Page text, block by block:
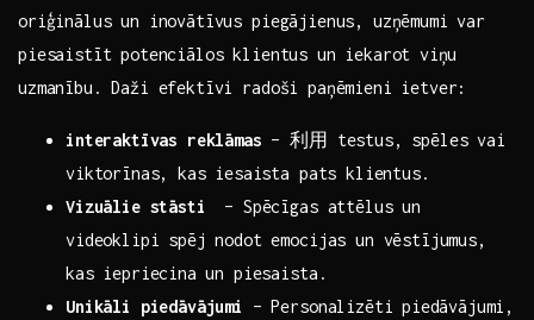
oriģinālus un ‌inovātīvus piegājienus,​ uzņēmumi⁢ var
piesaistīt potenciālos‌ klientus un‍ iekarot ⁤viņu⁢
uzmanību. Daži efektīvi radoši paņēmieni ietver:
interaktīvas‍ reklāmas – 利用 testus, spēles vai
viktorīnas, kas ⁢iesaista pats klientus.
Vizuālie stāsti ‌ – Spēcīgas attēlus ‍un
videoklipi spēj nodot emocijas un‌ vēstījumus,
kas iepriecina ⁤un piesaista.
Unikāli ‍piedāvājumi
– Personalizēti ⁤piedāvājumi,